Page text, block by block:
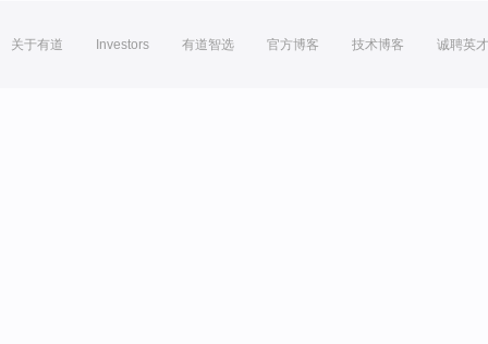
关于有道 Investors 有道智选 官方博客 技术博客 诚聘英才